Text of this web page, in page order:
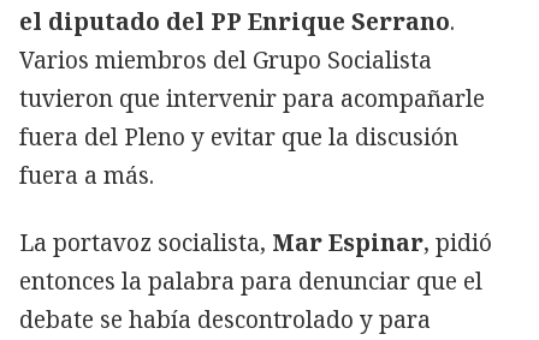
el diputado del PP Enrique Serrano.
Varios miembros del Grupo Socialista
tuvieron que intervenir para acompañarle
fuera del Pleno y evitar que la discusión
fuera a más.
La portavoz socialista, Mar Espinar, pidió
entonces la palabra para denunciar que el
debate se había descontrolado y para